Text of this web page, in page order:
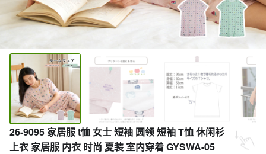
26-9095 家居服 t恤 女士 短袖 圆领 短袖 T恤 休闲衫
上衣 家居服 内衣 时尚 夏装 室内穿着 GYSWA-05